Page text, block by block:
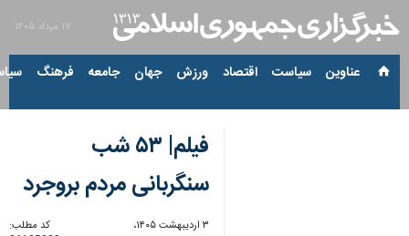
۱۷ مرداد ۱۴۰۵
عناوین‌ سیاست اقتصاد ورزش جهان جامعه فرهنگ
فیلم| ۵۳ شب
سنگربانی مردم بروجرد
۳ اردیبهشت ۱۴۰۵،
کد مطلب: